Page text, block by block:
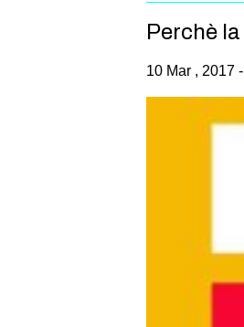
Perchè
10 Mar , 2017 -